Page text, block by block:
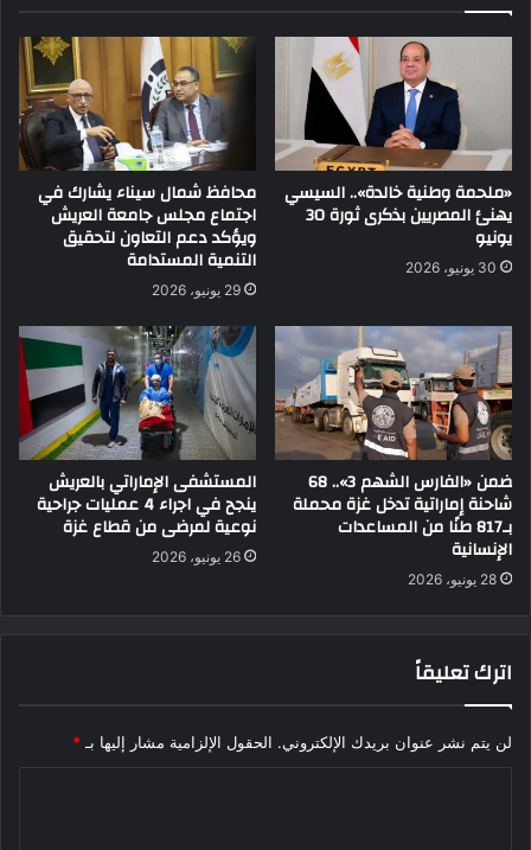
«ملحمة وطنية خالدة».. السيسي
يهنئ المصريين بذكرى ثورة 30
يونيو
30 يونيو، 2026
محافظ شمال سيناء يشارك في
اجتماع مجلس جامعة العريش
ويؤكد دعم التعاون لتحقيق
التنمية المستدامة
29 يونيو، 2026
ضمن «الفارس الشهم 3».. 68
شاحنة إماراتية تدخل غزة محملة
بـ817 طنًا من المساعدات
الإنسانية
28 يونيو، 2026
المستشفى الإماراتي بالعريش
ينجح في اجراء 4 عمليات جراحية
نوعية لمرضى من قطاع غزة
26 يونيو، 2026
اترك تعليقاً
لن يتم نشر عنوان بريدك الإلكتروني. الحقول الإلزامية مشار إليها بـ *